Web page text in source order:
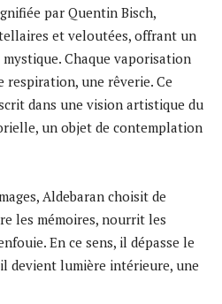
par Quentin Bisch,
et veloutées, offrant un
Chaque vaporisation
respiration, une rêverie. Ce
dans une vision artistique du
un objet de contemplation
Aldebaran choisit de
les mémoires, nourrit les
En ce sens, il dépasse le
devient lumière intérieure, une